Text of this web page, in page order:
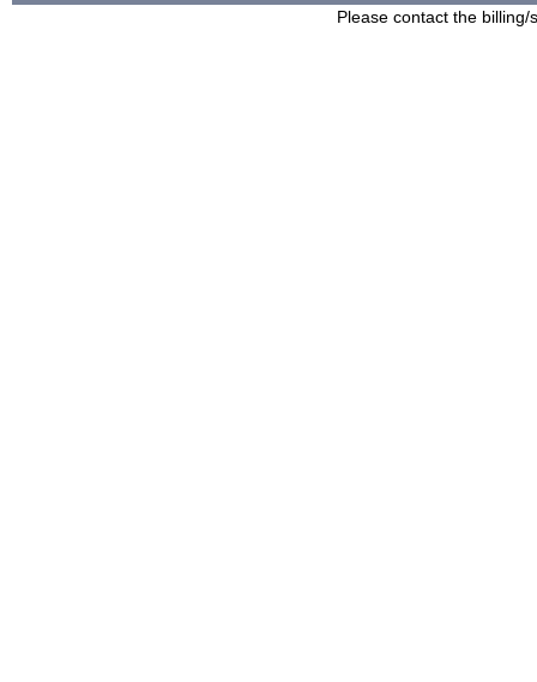
Please contact the